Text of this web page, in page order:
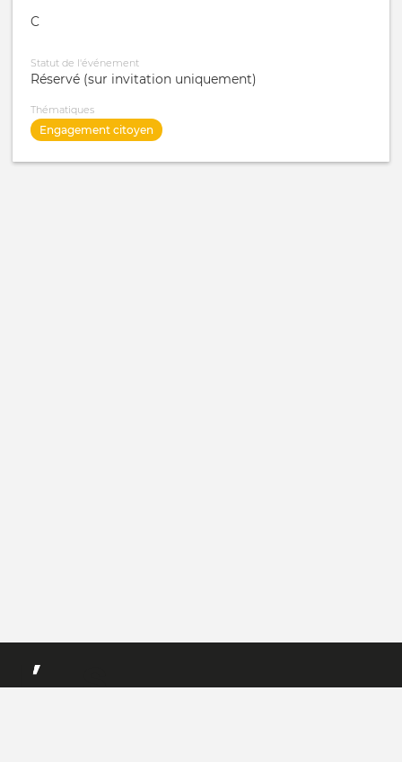
C
Statut de l'événement
Réservé (sur invitation uniquement)
Thématiques
Engagement citoyen